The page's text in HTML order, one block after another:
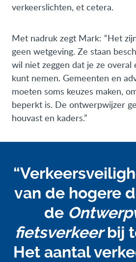
verkeerslichten, et cetera.
Met nadruk zegt Mark: “Het
geen wetgeving. Ze staan
wil niet zeggen dat je ze
kunt nemen. Gemeenten en
moeten soms keuzes maken,
beperkt is. De ontwerpwijzer
houvast en kaders.”
van de hogere
de
fietsverkeerbij
Het aantal